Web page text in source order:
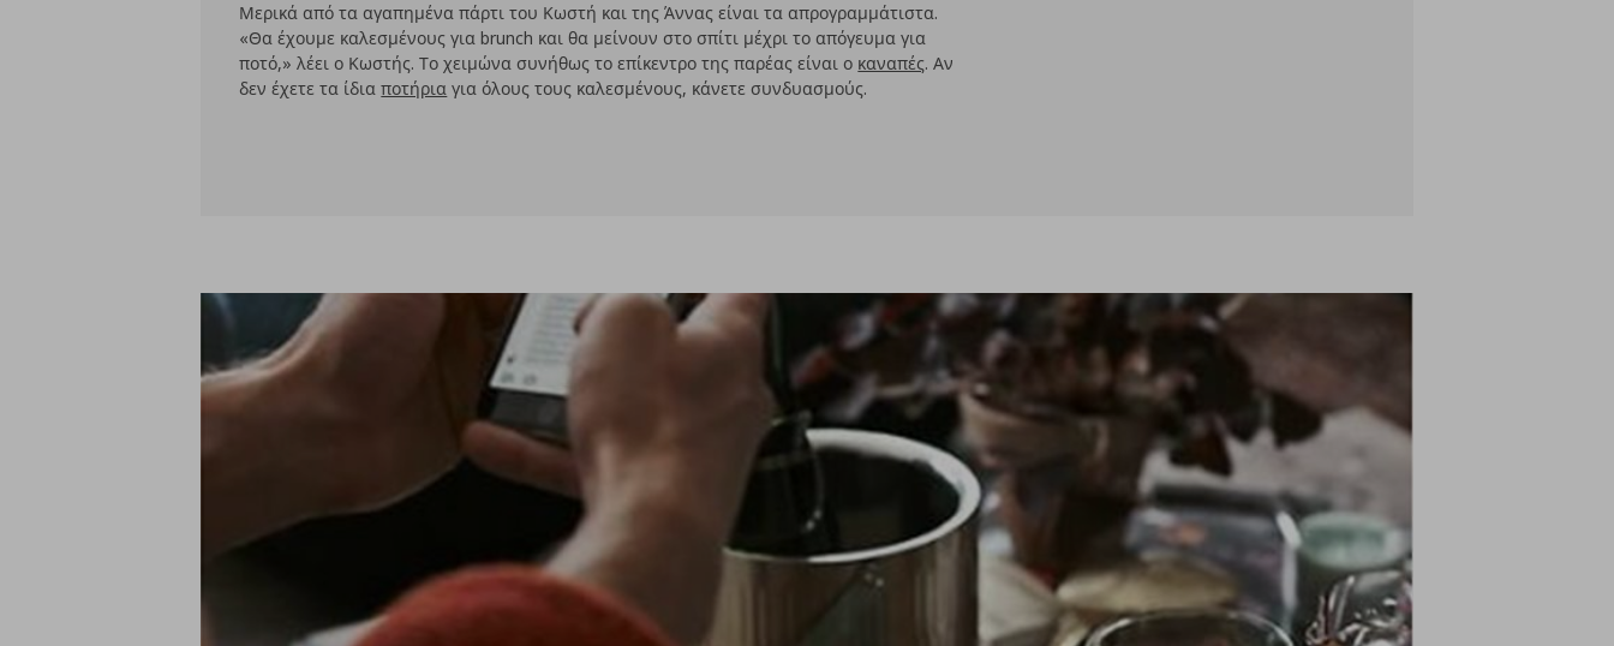
Μερικά από τα αγαπημένα πάρτι του Κωστή και της Άννας είναι τα απρογραμμάτιστα.
«Θα έχουμε καλεσμένους για brunch και θα μείνουν στο σπίτι μέχρι το απόγευμα για
ποτό,» λέει ο Κωστής. Το χειμώνα συνήθως το επίκεντρο της παρέας είναι ο καναπές. Αν
δεν έχετε τα ίδιαποτήρια για όλους τους καλεσμένους, κάνετε συνδυασμούς.